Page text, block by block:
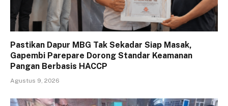
Pastikan Dapur MBG Tak Sekadar Siap Masak,
Gapembi Parepare Dorong Standar Keamanan
Pangan Berbasis HACCP
Agustus 9, 2026